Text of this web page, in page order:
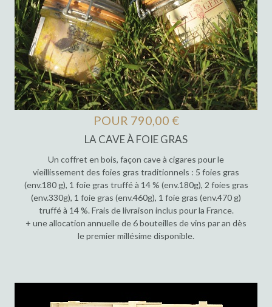
POUR 790,00 €
LA CAVE À FOIE GRAS
Un coffret en bois, façon cave à cigares pour le
vieillissement des foies gras traditionnels : 5 foies gras
(env.180 g), 1 foie gras truffé à 14 % (env.180g), 2 foies gras
(env.330g), 1 foie gras (env.460g), 1 foie gras (env.470 g)
truffé à 14 %. Frais de livraison inclus pour la France.
+ une allocation annuelle de 6 bouteilles de vins par an dès
le premier millésime disponible.